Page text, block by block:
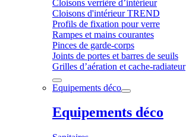
Cloisons verrière d’intérieur
Cloisons d'intérieur TREND
Profils de fixation pour verre
Rampes et mains courantes
Pinces de garde-corps
Joints de portes et barres de seuils
Grilles d’aération et cache-radiateur
Equipements déco
Equipements déco